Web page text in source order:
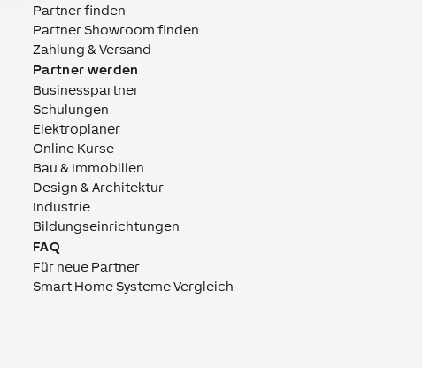
Partner finden
Partner Showroom finden
Zahlung & Versand
Partner werden
Businesspartner
Schulungen
Elektroplaner
Online Kurse
Bau & Immobilien
Design & Architektur
Industrie
Bildungs­­einrich­tungen
FAQ
Für neue Partner
Smart Home Systeme Vergleich